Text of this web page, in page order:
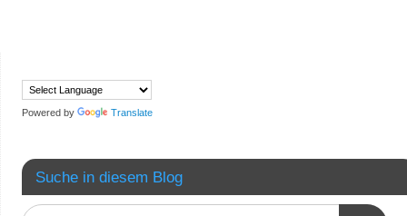
Powered by Translate
Suche in diesem Blog